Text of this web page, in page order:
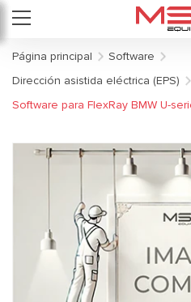
Página principal
Software
Dirección asistida eléctrica (EPS)
Software para FlexRay BMW U-